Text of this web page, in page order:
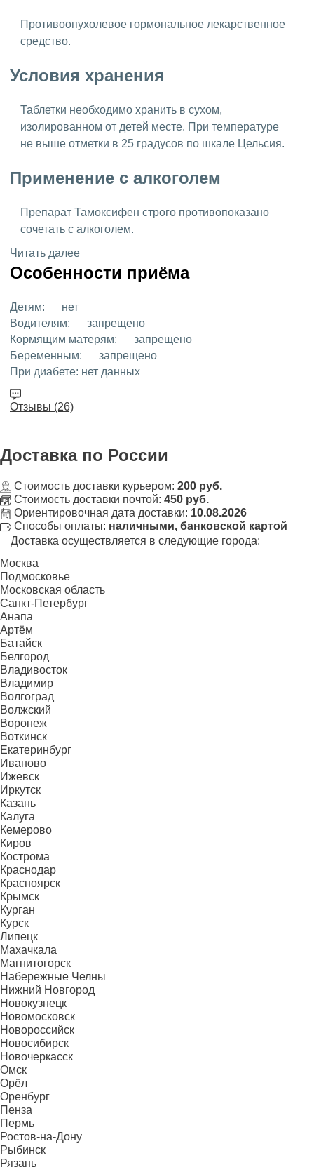
Противоопухолевое гормональное лекарственное
средство.
Условия хранения
Таблетки необходимо хранить в сухом,
изолированном от детей месте. При температуре
не выше отметки в 25 градусов по шкале Цельсия.
Применение с алкоголем
Препарат Тамоксифен строго противопоказано
сочетать с алкоголем.
Читать далее
Особенности приёма
Детям:
нет
Водителям:
запрещено
Кормящим матерям:
запрещено
Беременным:
запрещено
При диабете: нет данных
Отзывы (26)
Доставка по России
Стоимость доставки курьером: 200 руб.
Стоимость доставки почтой: 450 руб.
Ориентировочная дата доставки: 10.08.2026
Способы оплаты: наличными, банковской картой
Доставка осуществляется в следующие города:
Москва
Подмосковье
Московская область
Санкт-Петербург
Анапа
Артём
Батайск
Белгород
Владивосток
Владимир
Волгоград
Волжский
Воронеж
Воткинск
Екатеринбург
Иваново
Ижевск
Иркутск
Казань
Калуга
Кемерово
Киров
Кострома
Краснодар
Красноярск
Крымск
Курган
Курск
Липецк
Махачкала
Магнитогорск
Набережные Челны
Нижний Новгород
Новокузнецк
Новомосковск
Новороссийск
Новосибирск
Новочеркасск
Омск
Орёл
Оренбург
Пенза
Пермь
Ростов-на-Дону
Рыбинск
Рязань